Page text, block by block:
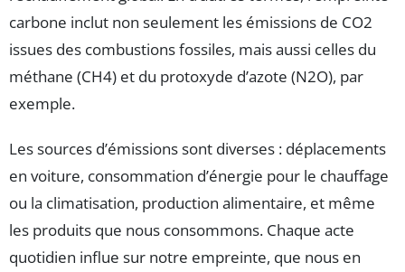
carbone inclut non seulement les émissions de CO2
issues des combustions fossiles, mais aussi celles du
méthane (CH4) et du protoxyde d’azote (N2O), par
exemple.
Les sources d’émissions sont diverses : déplacements
en voiture, consommation d’énergie pour le chauffage
ou la climatisation, production alimentaire, et même
les produits que nous consommons. Chaque acte
quotidien influe sur notre empreinte, que nous en